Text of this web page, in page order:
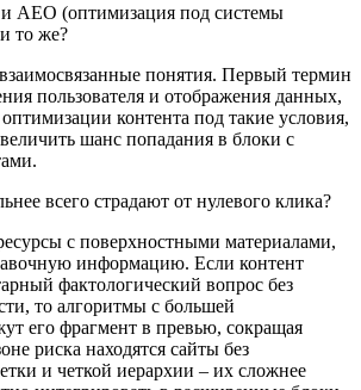
и AEO (оптимизация под системы
то же?
понятия. Первый термин
пользователя и отображения данных,
контента под такие условия,
шанс попадания в блоки с
всего страдают от нулевого клика?
с поверхностными материалами,
информацию. Если контент
фактологический вопрос без
то алгоритмы с большей
его фрагмент в превью, сокращая
риска находятся сайты без
и четкой иерархии – их сложнее